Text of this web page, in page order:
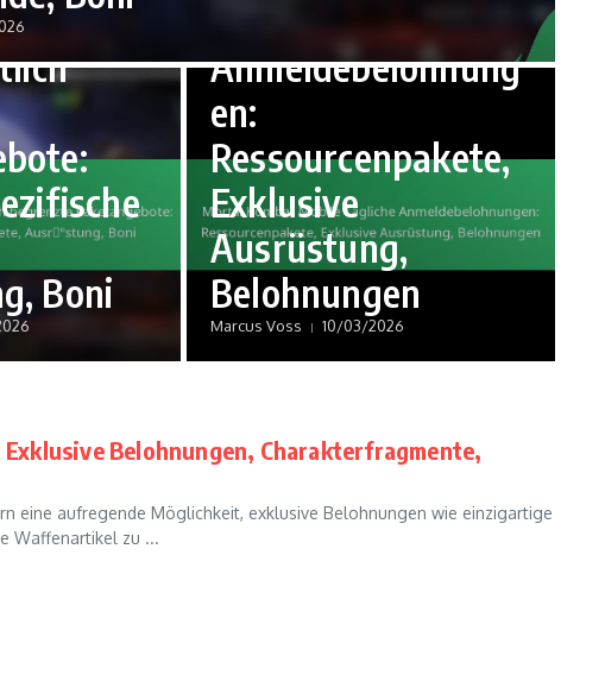
Boni
Mobile Tägliche
Anmeldebelohnung
en:
Ressourcenpakete,
Exklusive
Ausrüstung,
Belohnungen
Marcus Voss 10/03/2026
Belohnungen, Charakterfragmente,
eine aufregende Möglichkeit, exklusive Belohnungen wie einzigartige
Waffenartikel zu ...